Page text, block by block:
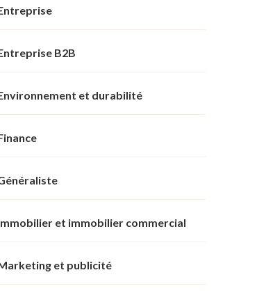
B2B
et durabilité
et immobilier commercial
et publicité